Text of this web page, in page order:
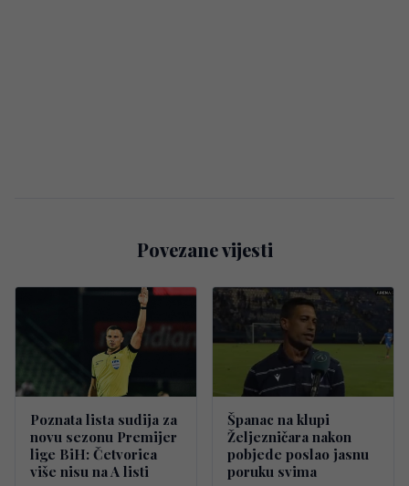
Povezane vijesti
Poznata lista sudija za
novu sezonu Premijer
lige BiH: Četvorica
više nisu na A listi
Španac na klupi
Željezničara nakon
pobjede poslao jasnu
poruku svima